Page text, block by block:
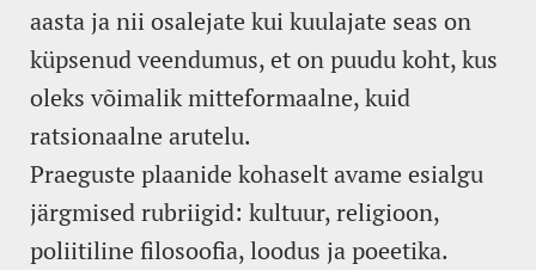
aasta ja nii osalejate kui kuulajate seas on
küpsenud veendumus, et on puudu koht, kus
oleks võimalik mitteformaalne, kuid
ratsionaalne arutelu.
Praeguste plaanide kohaselt avame esialgu
järgmised rubriigid: kultuur, religioon,
poliitiline filosoofia, loodus ja poeetika.